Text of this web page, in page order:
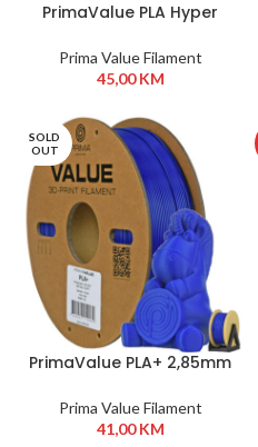
PrimaValue PLA Hyper
Prima Value Filament
45,00KM
SOLD
OUT
PrimaValue PLA+ 2,85mm
Prima Value Filament
41,00KM